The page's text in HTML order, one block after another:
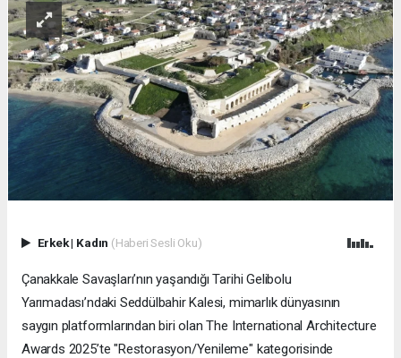
Erkek| Kadın (Haberi Sesli Oku)
Çanakkale Savaşları’nın yaşandığı Tarihi Gelibolu
Yarımadası’ndaki Seddülbahir Kalesi, mimarlık dünyasının
saygın platformlarından biri olan The International Architecture
Awards 2025’te "Restorasyon/Yenileme" kategorisinde